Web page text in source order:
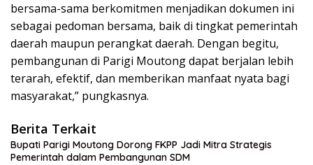
bersama-sama berkomitmen menjadikan dokumen ini
sebagai pedoman bersama, baik di tingkat pemerintah
daerah maupun perangkat daerah. Dengan begitu,
pembangunan di Parigi Moutong dapat berjalan lebih
terarah, efektif, dan memberikan manfaat nyata bagi
masyarakat,” pungkasnya.
Berita Terkait
Bupati Parigi Moutong Dorong FKPP Jadi Mitra Strategis
Pemerintah dalam Pembangunan SDM